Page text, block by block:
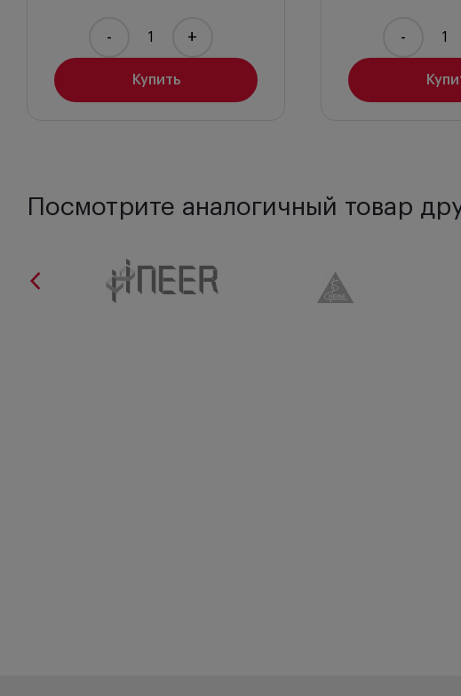
Купить
- + -
Посмотрите аналогичный товар